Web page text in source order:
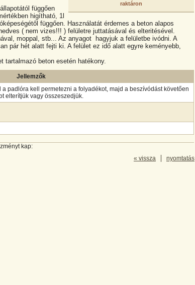
raktáron
függően
higítható, 1l
függően. Használatát érdemes a beton alapos
( nem vizes!!! ) felületre juttatásával és elteritésével.
moppal, stb... Az anyagot hagyjuk a felületbe ivódni. A
pár hét alatt fejti ki. A felület ez idő alatt egyre keményebb,
tartalmazó beton esetén hatékony.
Jellemzők
a padlóra kell permetezni a folyadékot, majd a beszívódást követően
elterítjük vagy összeszedjük.
kap:
nyomtatás
« vissza